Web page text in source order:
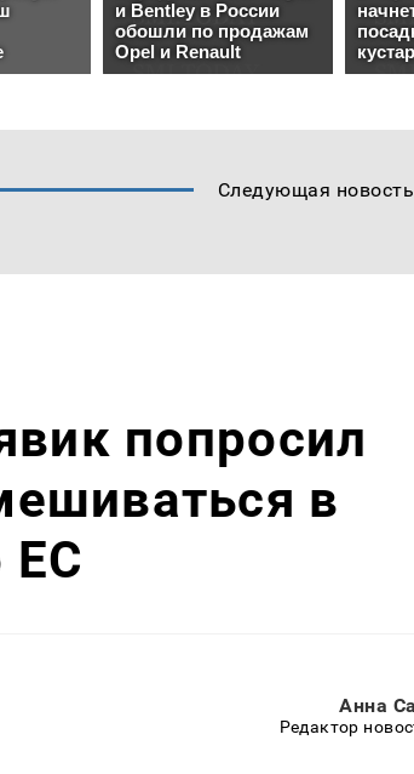
Следующая новость
попросил
в
ЕС
Анна
Редактор